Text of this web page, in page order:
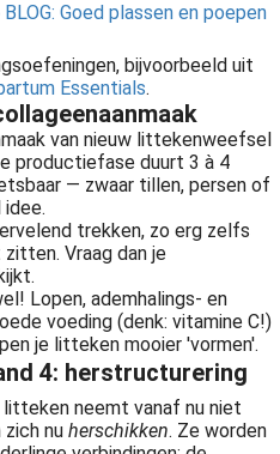
BLOG: Goed plassen en poepen
bijvoorbeeld uit
Essentials.
van nieuw littekenweefsel
productiefase duurt 3 à 4
— zwaar tillen, persen of
trekken, zo erg zelfs
Vraag dan je
Lopen, ademhalings- en
voeding (denk: vitamine C!)
je litteken mooier 'vormen'.
4: herstructurering
neemt vanaf nu niet
nu herschikken. Ze worden